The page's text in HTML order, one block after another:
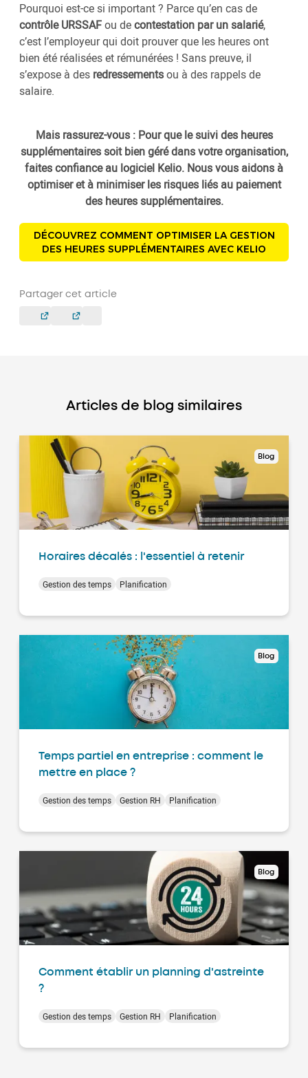
Pourquoi est-ce si important ? Parce qu’en cas de
contrôle URSSAFou decontestation par un salarié,
c’est l’employeur qui doit prouver que les heures ont
bien été réalisées et rémunérées ! Sans preuve, il
s’expose à des redressementsou à des rappels de
salaire.
Mais rassurez-vous : Pour que le suivi des heures
supplémentaires soit bien géré dans votre organisation,
faites confiance au logiciel Kelio. Nous vous aidons à
optimiser et à minimiser les risques liés au paiement
des heures supplémentaires.
DÉCOUVREZ COMMENT OPTIMISER LA GESTION
DES HEURES SUPPLÉMENTAIRES AVEC KELIO
Partager cet article
Articles de blog similaires
Blog
Horaires décalés : l'essentiel à retenir
Gestion des temps Planification
Blog
Temps partiel en entreprise : comment le
mettre en place ?
Gestion des temps Gestion RH Planification
Blog
Comment établir un planning d'astreinte
?
Gestion des temps Gestion RH Planification